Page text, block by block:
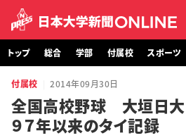
トップ
総合
トップ 総合 学部 付属校 スポーツ
付属校 2014年09月30日
全国高校野球 大垣日
９７年以来のタイ記録